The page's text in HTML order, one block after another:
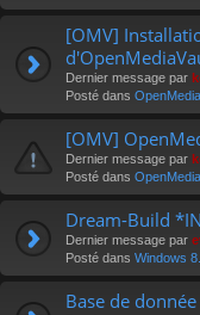
[OMV]
Dernier message par
Posté dans
[OMV]
Dernier message par
Posté dans
Dream-Build
Dernier message par
Posté dans Windows
Base de